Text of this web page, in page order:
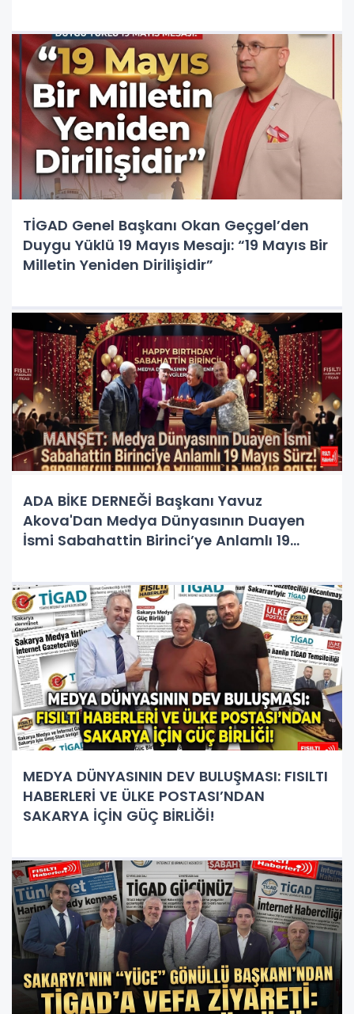
TİGAD Genel Başkanı Okan Geçgel’den
Duygu Yüklü 19 Mayıs Mesajı: “19 Mayıs Bir
Milletin Yeniden Dirilişidir”
ADA BİKE DERNEĞİ Başkanı Yavuz
Akova'Dan Medya Dünyasının Duayen
İsmi Sabahattin Birinci’ye Anlamlı 19
MEDYA DÜNYASININ DEV BULUŞMASI: FISILTI
HABERLERİ VE ÜLKE POSTASI’NDAN
SAKARYA İÇİN GÜÇ BİRLİĞİ!